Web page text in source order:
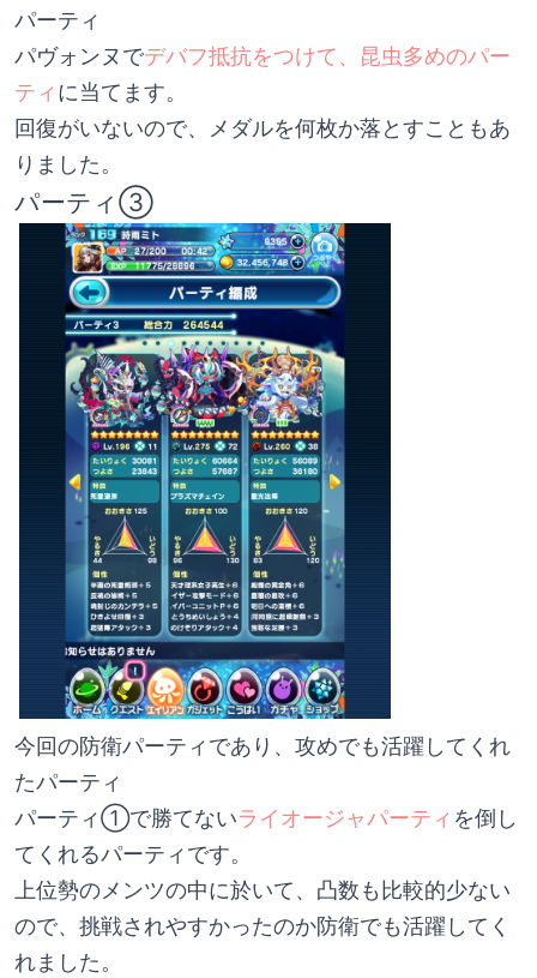
パーティ
パヴォンヌでデバフ抵抗をつけて、昆虫多めのパー
ティ に当てます。
回復がいないので、メダルを何枚か落とすこともあ
りました。
パーティ③
今回の防衛パーティであり、攻めでも活躍してくれ
たパーティ
パーティ①で勝てないライオージャパーティ を倒し
てくれるパーティです。
上位勢のメンツの中に於いて、凸数も比較的少ない
ので、挑戦されやすかったのか防衛でも活躍してく
れました。